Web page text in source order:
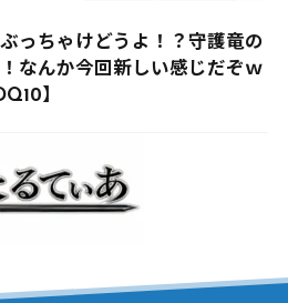
っちゃけどうよ！？守護竜の
なんか今回新しい感じだぞｗ
】